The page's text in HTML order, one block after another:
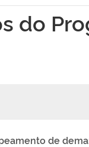
do
de